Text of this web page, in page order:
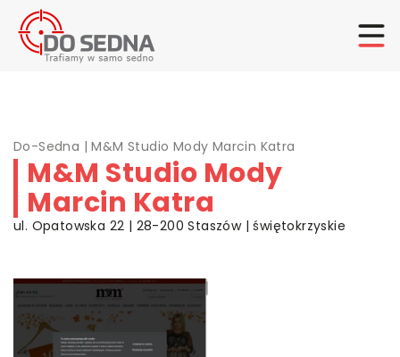
Do-Sedna |M&M Studio Mody Marcin Katra
M&M Studio Mody
Marcin Katra
ul. Opatowska 22 | 28-200 Staszów | świętokrzyskie